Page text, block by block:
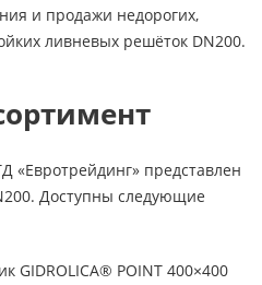
и продажи недорогих,
ливневых решёток DN200.
«Евротрейдинг» представлен
Доступны следующие
GIDROLICA® POINT 400×400